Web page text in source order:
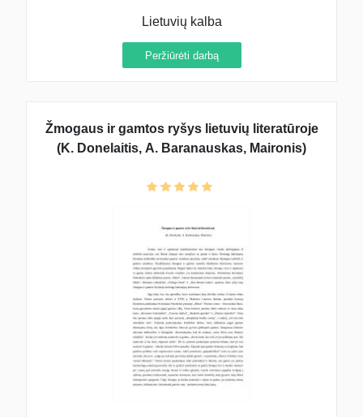
Lietuvių kalba
Peržiūrėti darbą
Žmogaus ir gamtos ryšys lietuvių literatūroje
(K. Donelaitis, A. Baranauskas, Maironis)